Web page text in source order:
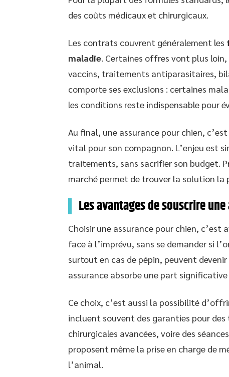
des coûts médicaux et chirurgicaux.
Les contrats couvrent généralement les
maladie. Certaines offres vont plus
vaccins, traitements antiparasitaires,
comporte ses exclusions : certaines
les conditions reste indispensable pour
Au final, une assurance pour chien,
vital pour son compagnon. L’enjeu est
traitements, sans sacrifier son budget.
marché permet de trouver la solution
Les avantages de souscrire
Choisir une assurance pour chien,
face à l’imprévu, sans se demander si
surtout en cas de pépin, peuvent
assurance absorbe une part significative
Ce choix, c’est aussi la possibilité
incluent souvent des garanties pour
chirurgicales avancées, voire des
proposent même la prise en charge de
l’animal.